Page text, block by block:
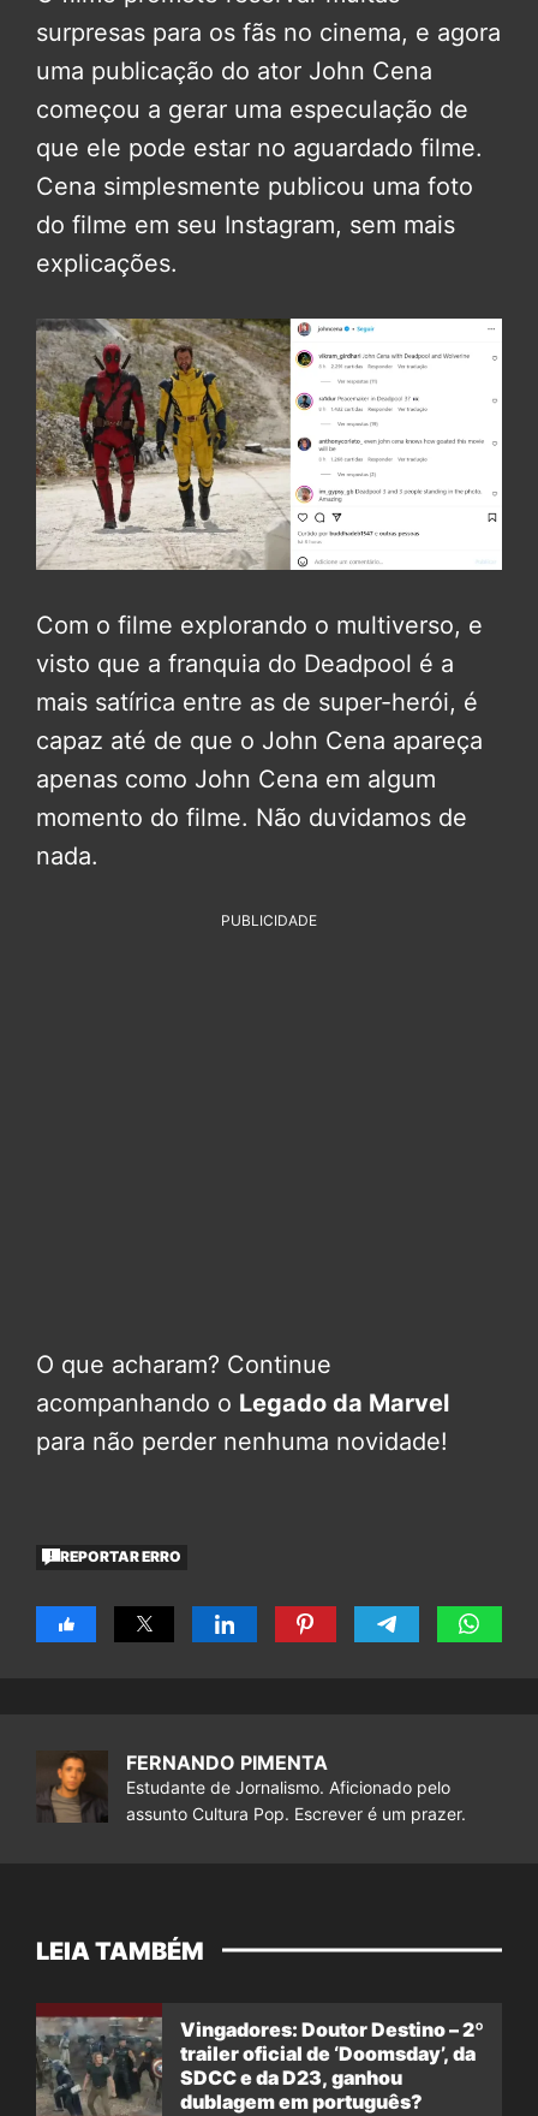
surpresas para os fãs no cinema, e agora
uma publicação do ator John Cena
começou a gerar uma especulação de
que ele pode estar no aguardado filme.
Cena simplesmente publicou uma foto
do filme em seu Instagram, sem mais
explicações.
Com o filme explorando o multiverso, e
visto que a franquia do Deadpool é a
mais satírica entre as de super-herói, é
capaz até de que o John Cena apareça
apenas como John Cena em algum
momento do filme. Não duvidamos de
nada.
PUBLICIDADE
O que acharam? Continue
acompanhando o Legado da Marvel
para não perder nenhuma novidade!
REPORTAR ERRO
FERNANDO PIMENTA
Estudante de Jornalismo. Aficionado pelo
assunto Cultura Pop. Escrever é um prazer.
LEIA TAMBÉM
Vingadores: Doutor Destino – 2º
trailer oficial de ‘Doomsday’, da
SDCC e da D23, ganhou
dublagem em português?